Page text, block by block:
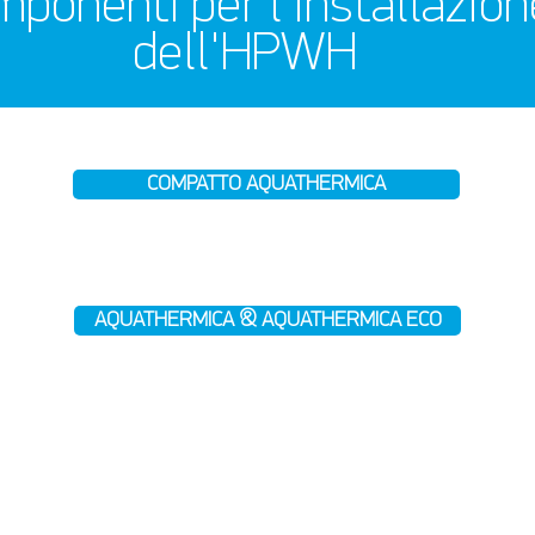
dell'HPWH
COMPATTO AQUATHERMICA
AQUATHERMICA & AQUATHERMICA ECO